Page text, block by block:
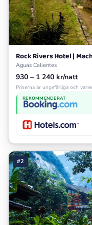
Rock Rivers Hotel |
Aguas Calientes
930 – 1 240 kr/natt
Priserna är ungefärliga och
REKOMMENDERAT
#2